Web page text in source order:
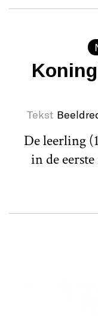
Tekst
De leerling
in de